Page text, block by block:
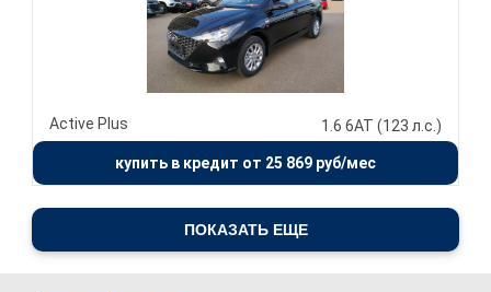
Active Plus 1.6 6АТ (123 л.с.)
купить в кредит от 25 869 руб/мес
ПОКАЗАТЬ ЕЩЕ